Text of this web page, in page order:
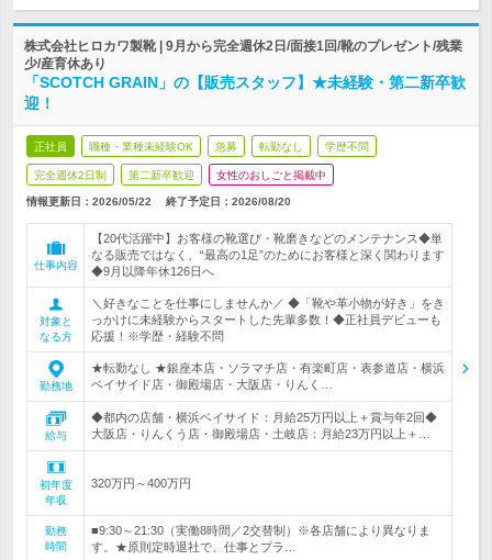
株式会社ヒロカワ製靴 | 9月から完全週休2日/面接1回/靴のプレゼント/残業
少/産育休あり
「SCOTCH GRAIN」の【販売スタッフ】★未経験・第二新卒歓
迎！
正社員 職種・業種未経験OK 急募 転勤なし 学歴不問
完全週休2日制 第二新卒歓迎 女性のおしごと掲載中
情報更新日：2026/05/22 終了予定日： 2026/08/20
仕事内容
【20代活躍中】お客様の靴選び・靴磨きなどのメンテナンス◆単
なる販売ではなく、“最高の1足”のためにお客様と深く関わります
◆9月以降年休126日へ
対象と
なる方
＼好きなことを仕事にしませんか／ ◆「靴や革小物が好き」をき
っかけに未経験からスタートした先輩多数！◆正社員デビューも
応援！※学歴・経験不問
勤務地
★転勤なし ★銀座本店・ソラマチ店・有楽町店・表参道店・横浜
ベイサイド店・御殿場店・大阪店・りんく…
給与
◆都内の店舗・横浜ベイサイド：月給25万円以上＋賞与年2回◆
大阪店・りんくう店・御殿場店・土岐店：月給23万円以上＋…
初年度
年収
320万円～400万円
勤務
時間
■9:30～21:30（実働8時間／2交替制）※各店舗により異なりま
す。★原則定時退社で、仕事とプラ…